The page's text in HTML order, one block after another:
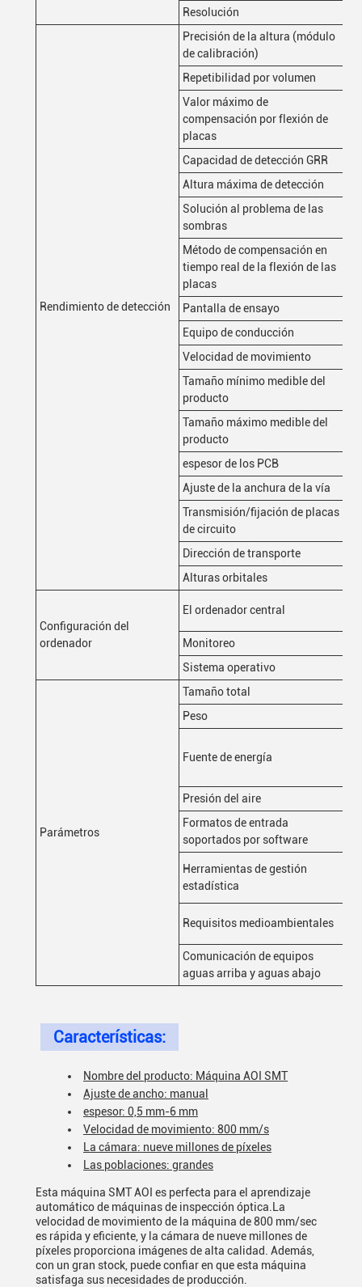
Resolución
Rendimiento de detección
Precisión de la altura (módulo
de calibración)
Repetibilidad por volumen
Valor máximo de
compensación por flexión de
placas
Capacidad de detección GRR
Altura máxima de detección
Solución al problema de las
sombras
Método de compensación en
tiempo real de la flexión de las
placas
Pantalla de ensayo
Equipo de conducción
Velocidad de movimiento
Tamaño mínimo medible del
producto
Tamaño máximo medible del
producto
espesor de los PCB
Ajuste de la anchura de la vía
Transmisión/fijación de placas
de circuito
Dirección de transporte
Alturas orbitales
Configuración del
ordenador
El ordenador central
Monitoreo
Sistema operativo
Parámetros
Tamaño total
Peso
Fuente de energía
Presión del aire
Formatos de entrada
soportados por software
Herramientas de gestión
estadística
Requisitos medioambientales
Comunicación de equipos
aguas arriba y aguas abajo
Características:
Nombre del producto: Máquina AOI SMT
Ajuste de ancho: manual
espesor: 0,5 mm-6 mm
Velocidad de movimiento: 800 mm/s
La cámara: nueve millones de píxeles
Las poblaciones: grandes
Esta máquina SMT AOI es perfecta para el aprendizaje
automático de máquinas de inspección óptica.La
velocidad de movimiento de la máquina de 800 mm/sec
es rápida y eficiente, y la cámara de nueve millones de
píxeles proporciona imágenes de alta calidad. Además,
con un gran stock, puede confiar en que esta máquina
satisfaga sus necesidades de producción.